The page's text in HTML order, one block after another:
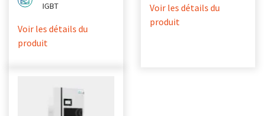
IGBT
Voir les détails du
produit
Voir les détails du
produit